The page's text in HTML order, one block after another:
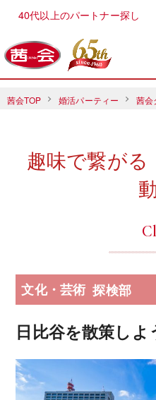
40代以上のパートナー探し
茜会TOP 婚活パーティー 茜会
趣味で繋がる
文化・芸術 探検部
日比谷を散策しよ